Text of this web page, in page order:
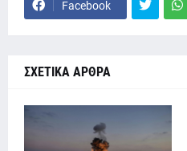
Facebook
ΣΧΕΤΙΚΑ ΑΡΘΡΑ